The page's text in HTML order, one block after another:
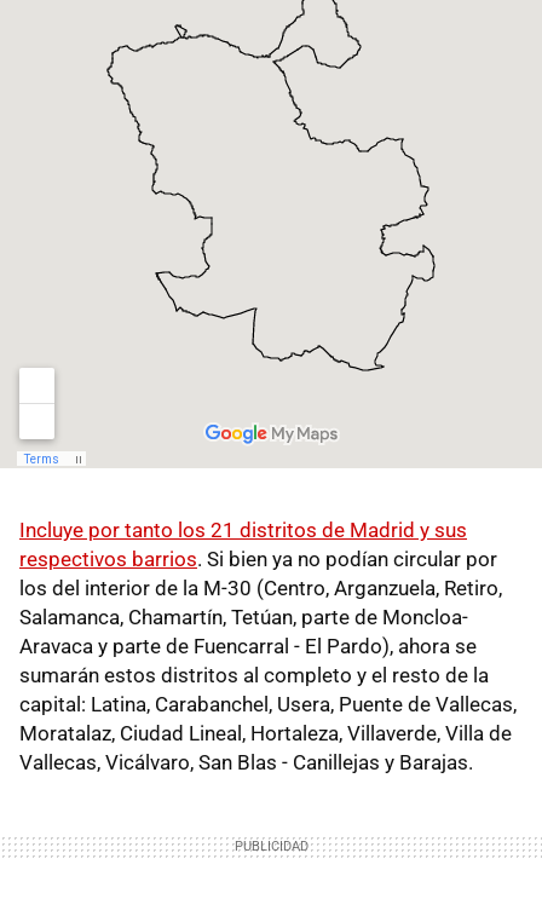
Incluye por tanto los 21 distritos de Madrid y sus
respectivos barrios. Si bien ya no podían circular por
los del interior de la M-30 (Centro, Arganzuela, Retiro,
Salamanca, Chamartín, Tetúan, parte de Moncloa-
Aravaca y parte de Fuencarral - El Pardo), ahora se
sumarán estos distritos al completo y el resto de la
capital: Latina, Carabanchel, Usera, Puente de Vallecas,
Moratalaz, Ciudad Lineal, Hortaleza, Villaverde, Villa de
Vallecas, Vicálvaro, San Blas - Canillejas y Barajas.